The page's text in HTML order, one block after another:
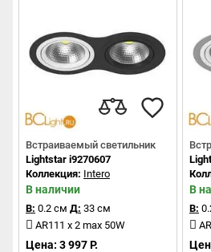
Встраиваемый светильник
Lightstar i9270607
Коллекция: Intero
В наличии
В: 0.2 см Д: 33 см
AR111 x 2 max 50W
Цена: 3 997 Р.
В
В: